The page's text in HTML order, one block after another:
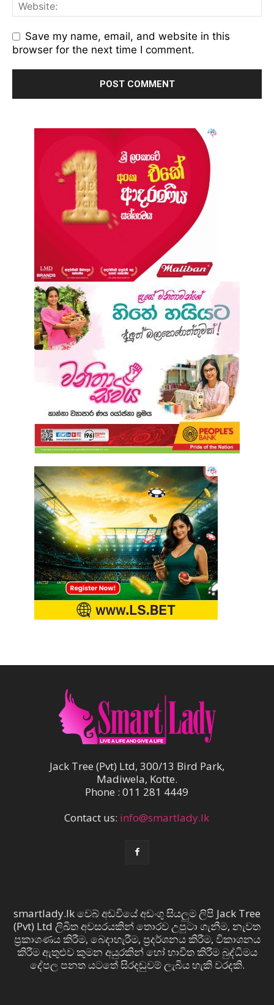
Save my name, email, and website in this
browser for the next time I comment.
Jack Tree (Pvt) Ltd, 300/13 Bird Park,
Madiwela, Kotte.
Phone : 011 281 4449
Contact us: info@smartlady.lk
smartlady.lk වෙබ් අඩවියේ අඩංගු සියලුම ලිපි Jack Tree
(Pvt) Ltd ලිඛිත අවසරයකින් තොරව උපුටා ගැනීම, නැවත
ප්‍රකාශණය කිරීම, බෙදාහැරීම, ප්‍රදර්ශනය කිරීම, විකාශනය
කිරීම ඇතුළුව කුමන අයුරකින් හෝ භාවිත කිරීම බුද්ධිමය
දේපල පනත යටතේ සිරදඬුවම් ලැබිය හැකි වරදකි.